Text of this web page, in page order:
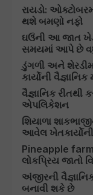
રાયડો:
થશે બમણો નફો
ઘઉંની આ જાત
સમયમાં આપે છે
ડુંગળી અને
કાર્યોની વૈજ્ઞાનિક
વૈજ્ઞાનિક રીતથી
એપલિકેશન
શિયાળા
આવેલ ખેતકાર્યોની
Pineapple
લોકપ્રિય જાતો
અંજીરની
બનાવી શકે છે